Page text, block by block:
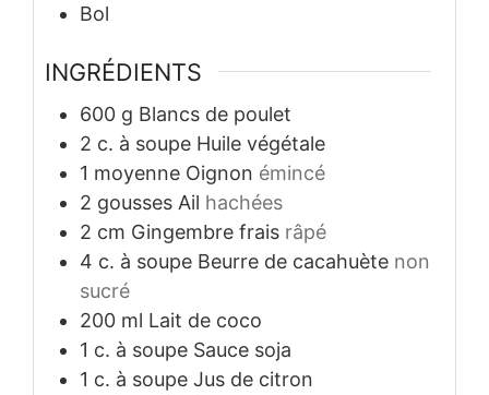
Bol
INGRÉDIENTS
600 g Blancs de poulet
2 c. à soupe Huile végétale
1 moyenne Oignon émincé
2 gousses Ail hachées
2 cm Gingembre frais râpé
4 c. à soupe Beurre de cacahuète non
sucré
200 ml Lait de coco
1 c. à soupe Sauce soja
1 c. à soupe Jus de citron